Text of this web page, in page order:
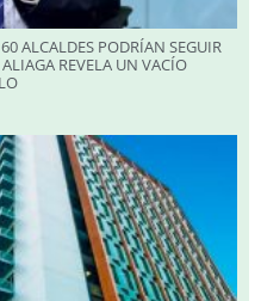
ALCALDES PODRÍAN SEGUIR
REVELA UN VACÍO